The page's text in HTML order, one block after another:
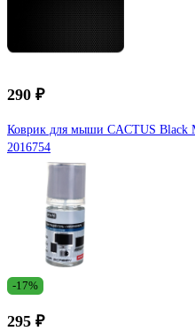
290 ₽
Коврик для мыши CACTUS Black
2016754
-17%
295 ₽